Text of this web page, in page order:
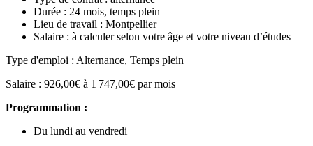
Durée : 24 mois, temps plein
Lieu de travail : Montpellier
Salaire : à calculer selon votre âge et votre niveau d’études
Type d'emploi : Alternance, Temps plein
Salaire : 926,00€ à 1 747,00€ par mois
Programmation :
Du lundi au vendredi